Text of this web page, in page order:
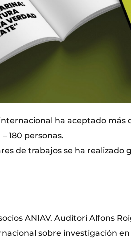
ha aceptado más
180 personas.
de trabajos se ha realizado
ANIAV. Auditori Alfons
sobre investigación